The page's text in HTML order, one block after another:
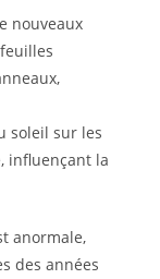
nouveaux
soleil sur les
influençant la
anormale,
des années